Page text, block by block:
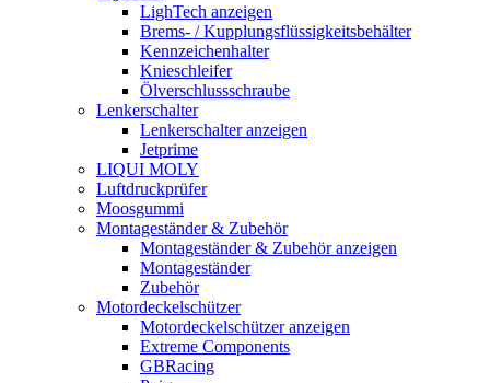
LighTech anzeigen
Brems- / Kupplungsflüssigkeitsbehälter
Kennzeichenhalter
Knieschleifer
Ölverschlussschraube
Lenkerschalter
Lenkerschalter anzeigen
Jetprime
LIQUI MOLY
Luftdruckprüfer
Moosgummi
Montageständer & Zubehör
Montageständer & Zubehör anzeigen
Montageständer
Zubehör
Motordeckelschützer
Motordeckelschützer anzeigen
Extreme Components
GBRacing